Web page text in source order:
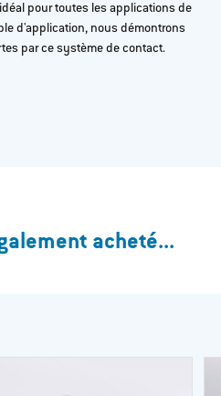
pour toutes les applications de
d'application, nous démontrons
par ce système de contact.
acheté...